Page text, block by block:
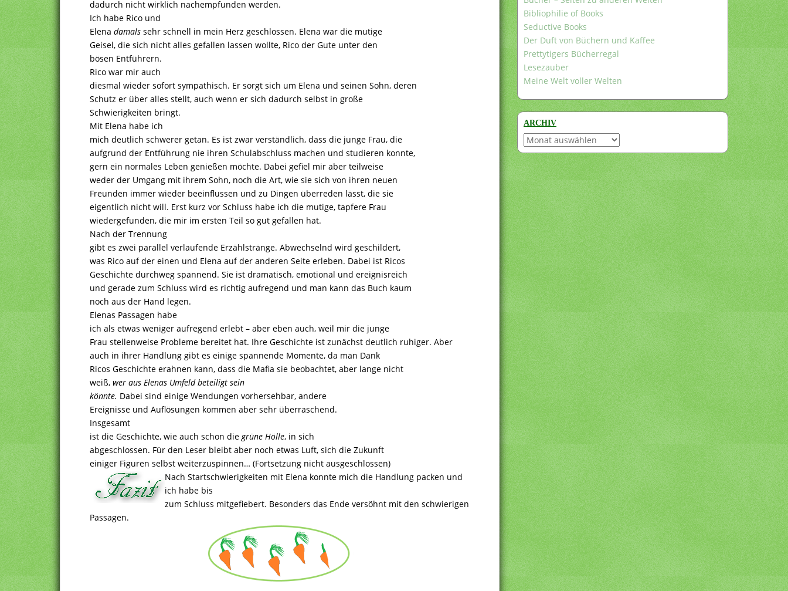
dadurch nicht wirklich nachempfunden werden.
Ich habe Rico und
Elena damals sehr schnell in mein Herz geschlossen. Elena war die mutige
Geisel, die sich nicht alles gefallen lassen wollte, Rico der Gute unter den
bösen Entführern.
Rico war mir auch
diesmal wieder sofort sympathisch. Er sorgt sich um Elena und seinen Sohn, deren
Schutz er über alles stellt, auch wenn er sich dadurch selbst in große
Schwierigkeiten bringt.
Mit Elena habe ich
mich deutlich schwerer getan. Es ist zwar verständlich, dass die junge Frau, die
aufgrund der Entführung nie ihren Schulabschluss machen und studieren konnte,
gern ein normales Leben genießen möchte. Dabei gefiel mir aber teilweise
weder der Umgang mit ihrem Sohn, noch die Art, wie sie sich von ihren neuen
Freunden immer wieder beeinflussen und zu Dingen überreden lässt, die sie
eigentlich nicht will. Erst kurz vor Schluss habe ich die mutige, tapfere Frau
wiedergefunden, die mir im ersten Teil so gut gefallen hat.
Nach der Trennung
gibt es zwei parallel verlaufende Erzählstränge. Abwechselnd wird geschildert,
was Rico auf der einen und Elena auf der anderen Seite erleben. Dabei ist Ricos
Geschichte durchweg spannend. Sie ist dramatisch, emotional und ereignisreich
und gerade zum Schluss wird es richtig aufregend und man kann das Buch kaum
noch aus der Hand legen.
Elenas Passagen habe
ich als etwas weniger aufregend erlebt – aber eben auch, weil mir die junge
Frau stellenweise Probleme bereitet hat. Ihre Geschichte ist zunächst deutlich ruhiger. Aber
auch in ihrer Handlung gibt es einige spannende Momente, da man Dank
Ricos Geschichte erahnen kann, dass die Mafia sie beobachtet, aber lange nicht
weiß, wer aus Elenas Umfeld beteiligt sein
könnte. Dabei sind einige Wendungen vorhersehbar, andere
Ereignisse und Auflösungen kommen aber sehr überraschend.
Insgesamt
ist die Geschichte, wie auch schon die grüne Hölle, in sich
abgeschlossen. Für den Leser bleibt aber noch etwas Luft, sich die Zukunft
einiger Figuren selbst weiterzuspinnen… (Fortsetzung nicht ausgeschlossen)
Nach Startschwierigkeiten mit Elena konnte mich die Handlung packen und
ich habe bis
zum Schluss mitgefiebert. Besonders das Ende versöhnt mit den schwierigen
Passagen.
Bibliophilie of Books
Seductive Books
Der Duft von Büchern und Kaffee
Prettytigers Bücherregal
Lesezauber
Meine Welt voller Welten
ARCHIV
Archiv